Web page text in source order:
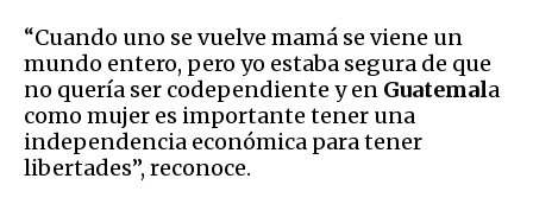
“Cuando uno se vuelve mamá se viene un
mundo entero, pero yo estaba segura de que
no quería ser codependiente y en Guatemala
como mujer es importante tener una
independencia económica para tener
libertades”, reconoce.